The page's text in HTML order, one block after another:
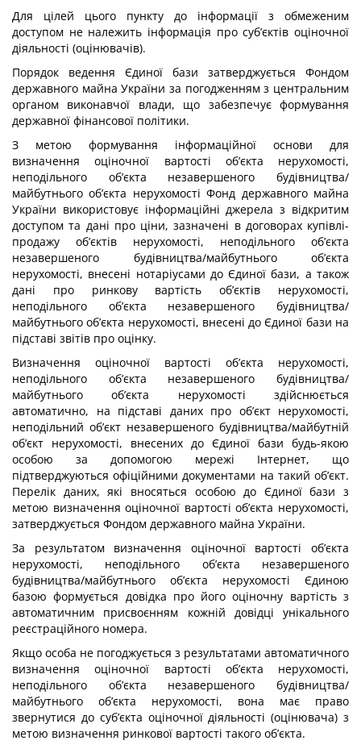
Для цілей цього пункту до інформації з обмеженим
доступом не належить інформація про суб’єктів оціночної
діяльності (оцінювачів).
Порядок ведення Єдиної бази затверджується Фондом
державного майна України за погодженням з центральним
органом виконавчої влади, що забезпечує формування
державної фінансової політики.
З метою формування інформаційної основи для
визначення оціночної вартості об’єкта нерухомості,
неподільного об’єкта незавершеного будівництва/
майбутнього об’єкта нерухомості Фонд державного майна
України використовує інформаційні джерела з відкритим
доступом та дані про ціни, зазначені в договорах купівлі-
продажу об’єктів нерухомості, неподільного об’єкта
незавершеного будівництва/майбутнього об’єкта
нерухомості, внесені нотаріусами до Єдиної бази, а також
дані про ринкову вартість об’єктів нерухомості,
неподільного об’єкта незавершеного будівництва/
майбутнього об’єкта нерухомості, внесені до Єдиної бази на
підставі звітів про оцінку.
Визначення оціночної вартості об’єкта нерухомості,
неподільного об’єкта незавершеного будівництва/
майбутнього об’єкта нерухомості здійснюється
автоматично, на підставі даних про об’єкт нерухомості,
неподільний об’єкт незавершеного будівництва/майбутній
об’єкт нерухомості, внесених до Єдиної бази будь-якою
особою за допомогою мережі Інтернет, що
підтверджуються офіційними документами на такий об’єкт.
Перелік даних, які вносяться особою до Єдиної бази з
метою визначення оціночної вартості об’єкта нерухомості,
затверджується Фондом державного майна України.
За результатом визначення оціночної вартості об’єкта
нерухомості, неподільного об’єкта незавершеного
будівництва/майбутнього об’єкта нерухомості Єдиною
базою формується довідка про його оціночну вартість з
автоматичним присвоєнням кожній довідці унікального
реєстраційного номера.
Якщо особа не погоджується з результатами автоматичного
визначення оціночної вартості об’єкта нерухомості,
неподільного об’єкта незавершеного будівництва/
майбутнього об’єкта нерухомості, вона має право
звернутися до суб’єкта оціночної діяльності (оцінювача) з
метою визначення ринкової вартості такого об’єкта.